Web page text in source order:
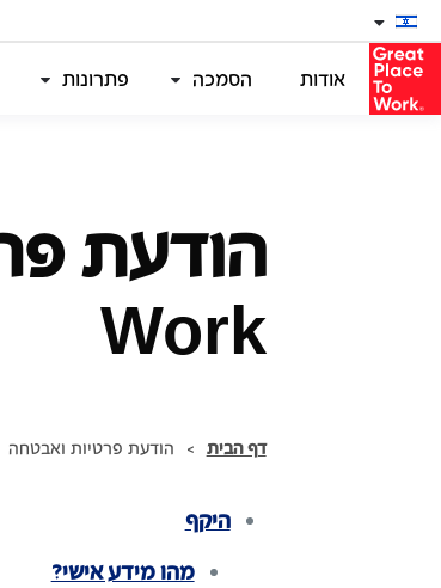
אודות הסמכה פתרונות
Work
הודעת פרטיות ואבטחה דף הבית >
היקף
מהו מידע אישי?